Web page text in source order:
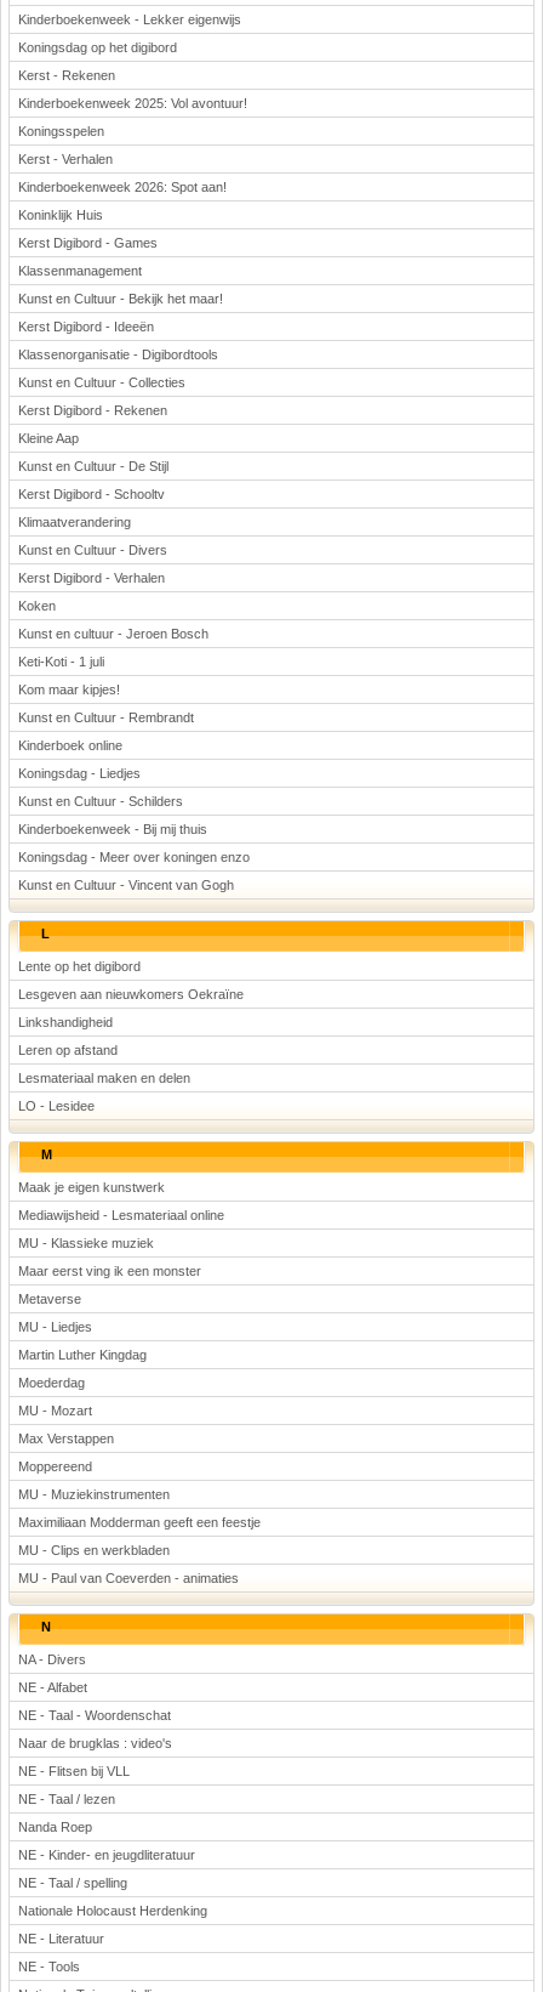
Kinderboekenweek - Lekker eigenwijs
Koningsdag op het digibord
Kerst - Rekenen
Kinderboekenweek 2025: Vol avontuur!
Koningsspelen
Kerst - Verhalen
Kinderboekenweek 2026: Spot aan!
Koninklijk Huis
Kerst Digibord - Games
Klassenmanagement
Kunst en Cultuur - Bekijk het maar!
Kerst Digibord - Ideeën
Klassenorganisatie - Digibordtools
Kunst en Cultuur - Collecties
Kerst Digibord - Rekenen
Kleine Aap
Kunst en Cultuur - De Stijl
Kerst Digibord - Schooltv
Klimaatverandering
Kunst en Cultuur - Divers
Kerst Digibord - Verhalen
Koken
Kunst en cultuur - Jeroen Bosch
Keti-Koti - 1 juli
Kom maar kipjes!
Kunst en Cultuur - Rembrandt
Kinderboek online
Koningsdag - Liedjes
Kunst en Cultuur - Schilders
Kinderboekenweek - Bij mij thuis
Koningsdag - Meer over koningen enzo
Kunst en Cultuur - Vincent van Gogh
L
Lente op het digibord
Lesgeven aan nieuwkomers Oekraïne
Linkshandigheid
Leren op afstand
Lesmateriaal maken en delen
LO - Lesidee
M
Maak je eigen kunstwerk
Mediawijsheid - Lesmateriaal online
MU - Klassieke muziek
Maar eerst ving ik een monster
Metaverse
MU - Liedjes
Martin Luther Kingdag
Moederdag
MU - Mozart
Max Verstappen
Moppereend
MU - Muziekinstrumenten
Maximiliaan Modderman geeft een feestje
MU - Clips en werkbladen
MU - Paul van Coeverden - animaties
N
NA - Divers
NE - Alfabet
NE - Taal - Woordenschat
Naar de brugklas : video's
NE - Flitsen bij VLL
NE - Taal / lezen
Nanda Roep
NE - Kinder- en jeugdliteratuur
NE - Taal / spelling
Nationale Holocaust Herdenking
NE - Literatuur
NE - Tools